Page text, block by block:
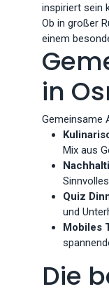
inspiriert sein
Ob in großer
einem
in
Gemeinsame
Mix aus
Quiz
und
Mobiles
Die